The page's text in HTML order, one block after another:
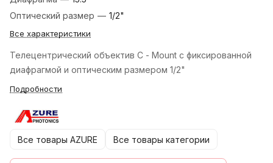
Оптический размер — 1/2"
Все характеристики
Телецентрический объектив C - Mount с фиксированной
диафрагмой и оптическим размером 1/2"
Подробности
Все товары AZURE Все товары категории